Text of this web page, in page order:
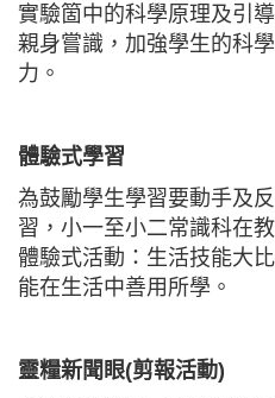
實驗箇中的科學原理及引
親身嘗識，加強學生的科
力。
體驗式學習
為鼓勵學生學習要動手及
習，小一至小二常識科在
體驗式活動：生活技能大
能在生活中善用所學。
靈糧新聞眼(剪報活動)